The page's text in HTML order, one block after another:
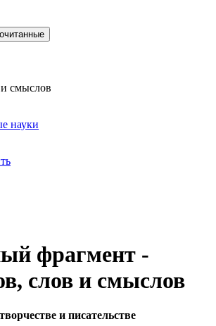
науки
фрагмент -
слов и смыслов
и писательстве